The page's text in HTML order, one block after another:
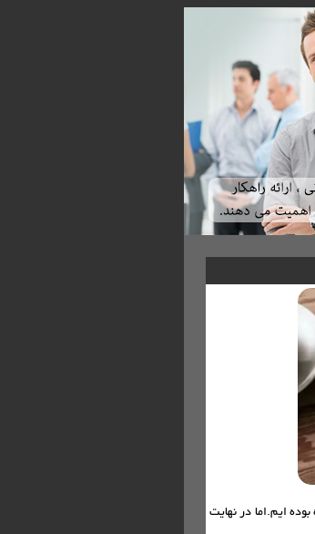
ایم.اما در نهایت